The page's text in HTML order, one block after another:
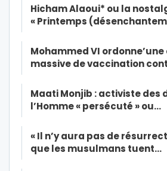
Hicham Alaoui* ou la
« Printemps
Mohammed VI
massive de vaccination
Maati Monjib : activiste des
l’Homme « persécuté » ou…
« Il n’y aura pas de
que les musulmans tuent…